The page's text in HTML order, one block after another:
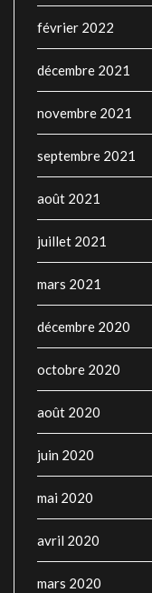
février 2022
décembre 2021
novembre 2021
septembre 2021
août 2021
juillet 2021
mars 2021
décembre 2020
octobre 2020
août 2020
juin 2020
mai 2020
avril 2020
mars 2020